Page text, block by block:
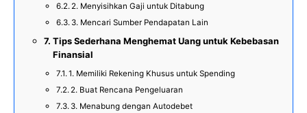
2. Menyisihkan Gaji untuk Ditabung
3. Mencari Sumber Pendapatan Lain
Tips Sederhana Menghemat Uang untuk Kebebasan
Finansial
1. Memiliki Rekening Khusus untuk Spending
2. Buat Rencana Pengeluaran
3. Menabung dengan Autodebet